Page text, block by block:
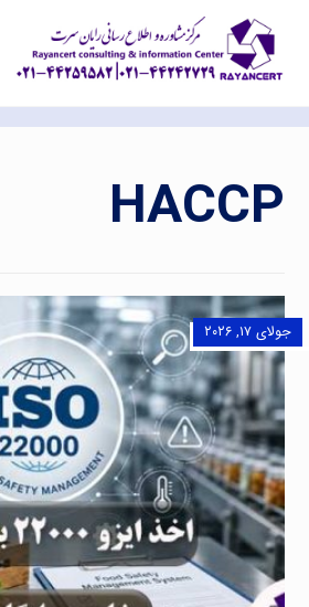
HACCP
جولای ۱۷, ۲۰۲۶